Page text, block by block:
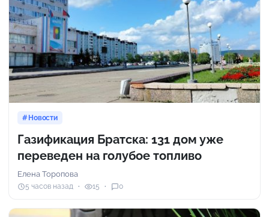
Новости
Газификация Братска: 131 дом уже
переведен на голубое топливо
Елена Торопова
5 часов назад 15 0